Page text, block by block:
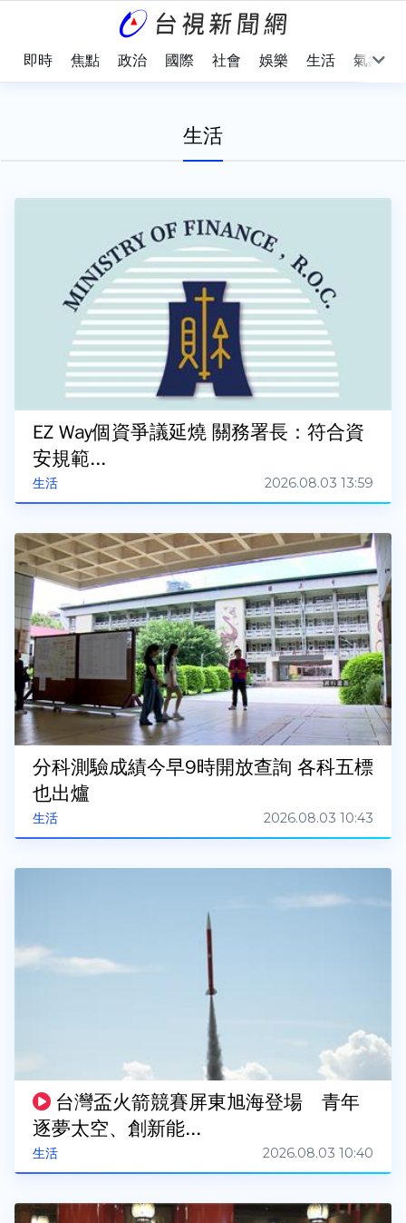
即時 焦點 政治 國際 社會 娛樂 生活 氣象
生活
生活
EZ Way個資爭議延燒 關務署長：符合資
安規範...
2026.08.03 13:59
生活
分科測驗成績今早9時開放查詢 各科五標
也出爐
2026.08.03 10:43
生活
台灣盃火箭競賽屏東旭海登場 青年
逐夢太空、創新能...
2026.08.03 10:40